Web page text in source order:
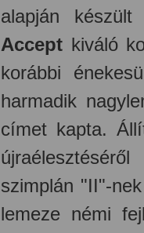
alapján
Accept kiváló
korábbi
harmadik
címet kapta.
szimplán "II"-
lemeze némi